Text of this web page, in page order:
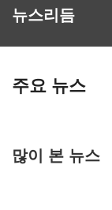
뉴스리듬
주요 뉴스
많이 본 뉴스